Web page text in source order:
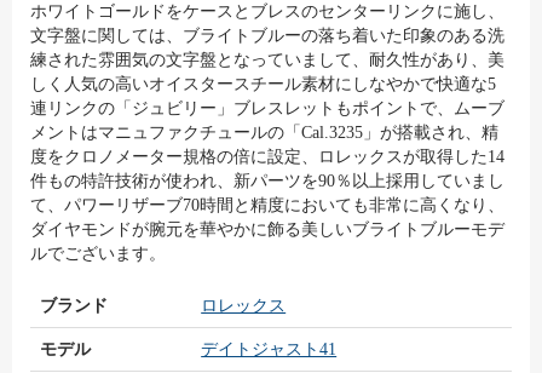
ホワイトゴールドをケースとブレスのセンターリンクに施し、
文字盤に関しては、ブライトブルーの落ち着いた印象のある洗
練された雰囲気の文字盤となっていまして、耐久性があり、美
しく人気の高いオイスタースチール素材にしなやかで快適な5
連リンクの「ジュビリー」ブレスレットもポイントで、ムーブ
メントはマニュファクチュールの「Cal.3235」が搭載され、精
度をクロノメーター規格の倍に設定、ロレックスが取得した14
件もの特許技術が使われ、新パーツを90％以上採用していまし
て、パワーリザーブ70時間と精度においても非常に高くなり、
ダイヤモンドが腕元を華やかに飾る美しいブライトブルーモデ
ルでございます。
ブランド ロレックス
モデル デイトジャスト41